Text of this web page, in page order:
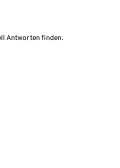
Antworten finden.